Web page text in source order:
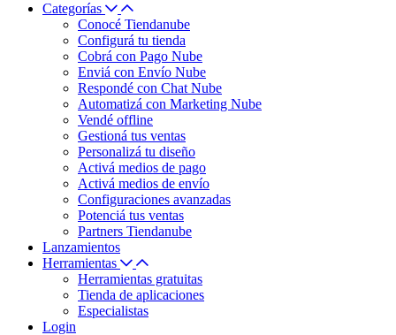
Categorías
Conocé Tiendanube
Configurá tu tienda
Cobrá con Pago Nube
Enviá con Envío Nube
Respondé con Chat Nube
Automatizá con Marketing Nube
Vendé offline
Gestioná tus ventas
Personalizá tu diseño
Activá medios de pago
Activá medios de envío
Configuraciones avanzadas
Potenciá tus ventas
Partners Tiendanube
Lanzamientos
Herramientas
Herramientas gratuitas
Tienda de aplicaciones
Especialistas
Login